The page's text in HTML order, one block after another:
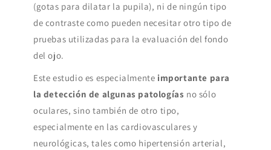
(gotas para dilatar la pupila), ni de ningún tipo
de contraste como pueden necesitar otro tipo de
pruebas utilizadas para la evaluación del fondo
del ojo.
Este estudio es especialmente importante para
la detección de algunas patologías no sólo
oculares, sino también de otro tipo,
especialmente en las cardiovasculares y
neurológicas, tales como hipertensión arterial,